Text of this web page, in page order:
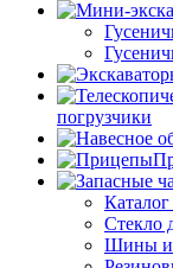
погрузчики
Каталог
Стекло
Шины и